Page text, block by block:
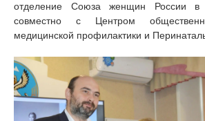
отделение Союза женщин России в
совместно с Центром
медицинской профилактики и